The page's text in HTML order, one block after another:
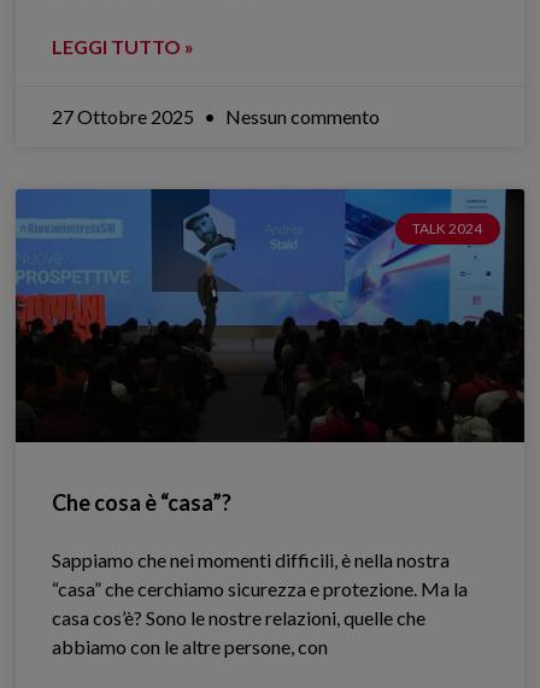
LEGGI TUTTO »
27 Ottobre 2025 Nessun commento
TALK 2024
Che cosa è “casa”?
Sappiamo che nei momenti difficili, è nella nostra
“casa” che cerchiamo sicurezza e protezione. Ma la
casa cos’è? Sono le nostre relazioni, quelle che
abbiamo con le altre persone, con